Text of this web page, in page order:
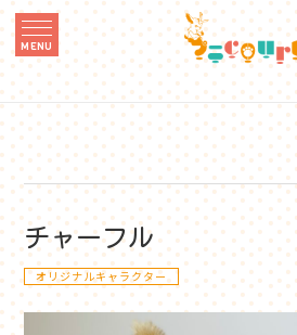
MENU
チャーフル
オリジナルキャラクター